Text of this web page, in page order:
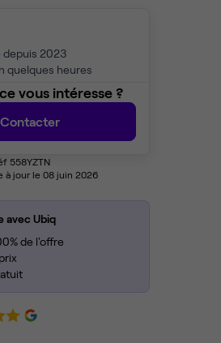
depuis 2023
quelques heures
vous intéresse ?
Contacter
558YZTN
à jour le 08 juin 2026
avec Ubiq
de l'offre